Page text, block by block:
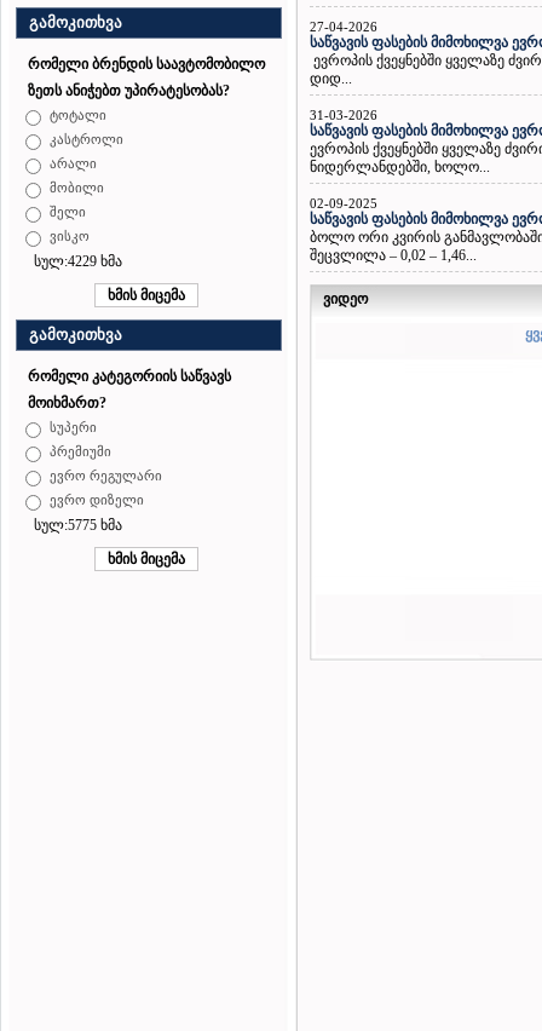
გამოკითხვა
რომელი ბრენდის საავტომობილო
ზეთს ანიჭებთ უპირატესობას?
ტოტალი
კასტროლი
არალი
მობილი
შელი
ვისკო
სულ:4229 ხმა
გამოკითხვა
რომელი კატეგორიის საწვავს
მოიხმართ?
სუპერი
პრემიუმი
ევრო რეგულარი
ევრო დიზელი
სულ:5775 ხმა
27-04-2026
საწვავის ფასების მიმოხილვა
ევროპის ქვეყნებში ყველაზე
დიდ...
31-03-2026
საწვავის ფასების მიმოხილვა
ევროპის ქვეყნებში ყველაზე
ნიდერლანდებში, ხოლო...
02-09-2025
საწვავის ფასების მიმოხილვა
ბოლო ორი კვირის განმავლობაში
შეცვლილა – 0,02 – 1,46...
ვიდეო